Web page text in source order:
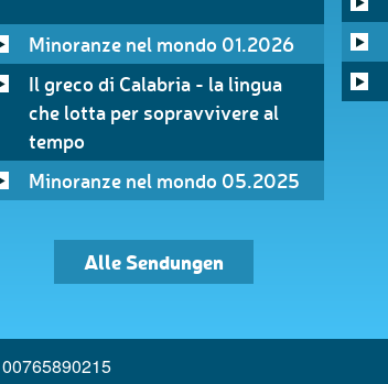
Minoranze nel mondo 01.2026
Il greco di Calabria - la lingua
che lotta per sopravvivere al
tempo
Minoranze nel mondo 05.2025
Alle Sendungen